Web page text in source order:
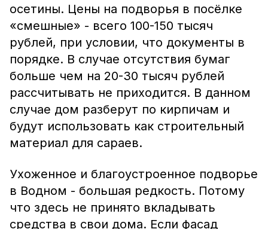
осетины. Цены на подворья в посёлке
«смешные» - всего 100-150 тысяч
рублей, при условии, что документы в
порядке. В случае отсутствия бумаг
больше чем на 20-30 тысяч рублей
рассчитывать не приходится. В данном
случае дом разберут по кирпичам и
будут использовать как строительный
материал для сараев.
Ухоженное и благоустроенное подворье
в Водном - большая редкость. Потому
что здесь не принято вкладывать
средства в свои дома. Если фасад